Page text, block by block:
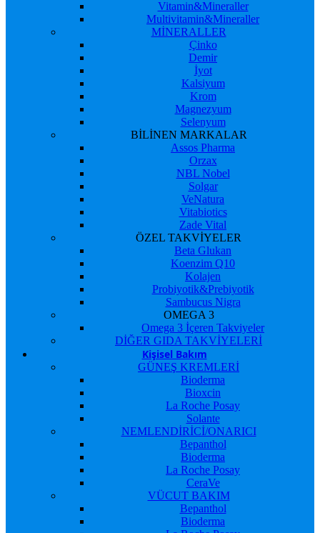
Vitamin&Mineraller
Multivitamin&Mineraller
MİNERALLER
Çinko
Demir
İyot
Kalsiyum
Krom
Magnezyum
Selenyum
BİLİNEN MARKALAR
Assos Pharma
Orzax
NBL Nobel
Solgar
VeNatura
Vitabiotics
Zade Vital
ÖZEL TAKVİYELER
Beta Glukan
Koenzim Q10
Kolajen
Probiyotik&Prebiyotik
Sambucus Nigra
OMEGA 3
Omega 3 İçeren Takviyeler
DİĞER GIDA TAKVİYELERİ
Kişisel Bakım
GÜNEŞ KREMLERİ
Bioderma
Bioxcin
La Roche Posay
Solante
NEMLENDİRİCİ/ONARICI
Bepanthol
Bioderma
La Roche Posay
CeraVe
VÜCUT BAKIM
Bepanthol
Bioderma